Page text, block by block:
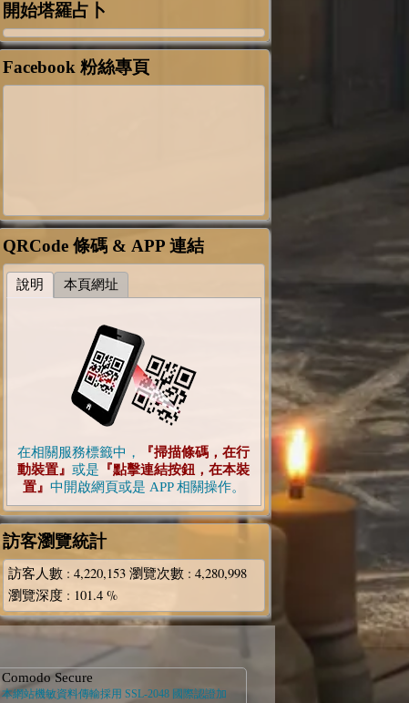
開始塔羅占卜
Facebook 粉絲專頁
QRCode 條碼 & APP 連結
說明 本頁網址
在相關服務標籤中，
『掃描條碼，在行
動裝置』 或是 『點擊連結按鈕，在本裝
置』 中開啟網頁或是 APP 相關操作。
訪客瀏覽統計
訪客人數: 4,220,153 瀏覽次數: 4,280,998
瀏覽深度: 101.4 %
Comodo Secure
本網站機敏資料傳輸採用 SSL-2048 國際認證加